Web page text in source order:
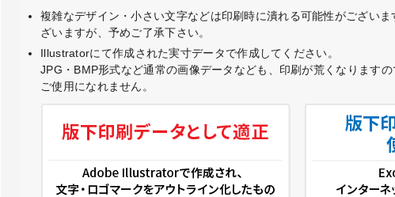
複雑なデザイン・小さい文字などは印刷時に潰れる可能性がござい
ざいますが、予めご了承下さい。
Illustratorにて作成された実寸データで作成してください。
JPG・BMP形式など通常の画像データなども、印刷が荒くなります
ご使用になれません。